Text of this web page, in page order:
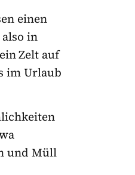
einen
in
Zelt auf
im Urlaub
und Müll